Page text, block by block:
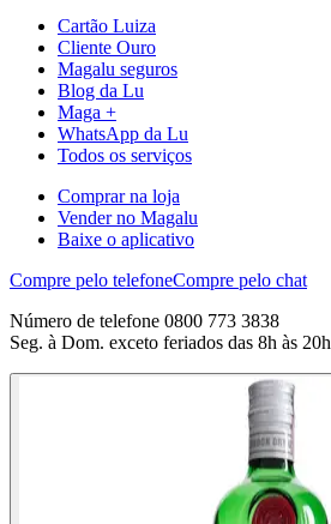
Cartão Luiza
Cliente Ouro
Magalu seguros
Blog da Lu
Maga +
WhatsApp da Lu
Todos os serviços
Comprar na loja
Vender no Magalu
Baixe o aplicativo
Compre pelo telefoneCompre pelo chat
Número de telefone 0800 773 3838
Seg. à Dom. exceto feriados das 8h às 20h